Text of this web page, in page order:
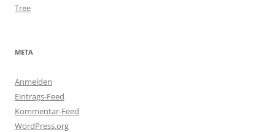
Tree
META
Anmelden
Eintrags-Feed
Kommentar-Feed
WordPress.org